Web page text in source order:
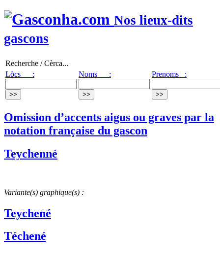
Nos lieux-dits
gascons
Recherche / Cèrca...
Lòcs :
Noms : Prenoms :
Omission d’accents aigus ou graves par la
notation française du gascon
Teychenné
Variante(s) graphique(s) :
Teychené
Téchené